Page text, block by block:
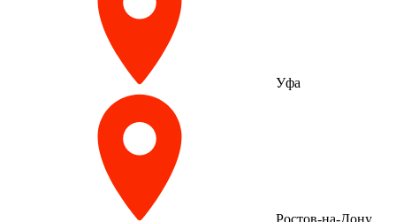
Уфа
Ростов-на-Дону